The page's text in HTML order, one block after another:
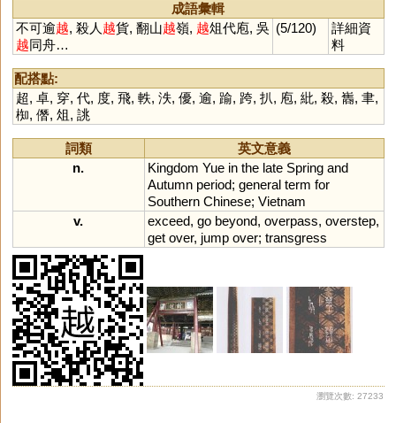
成語彙輯
不可逾越, 殺人 越貨, 翻山越嶺, 越俎代庖, 吳
越同舟…
(5/120)
詳細資
料
配搭點:
超, 卓, 穿, 代, 度, 飛, 軼, 泆, 優, 逾, 踰, 跨, 扒, 庖, 紕, 殺, 巂, 聿,
椥, 僭, 俎, 誂
詞類
英文意義
n.
Kingdom Yue in the late Spring and
Autumn period; general term for
Southern Chinese; Vietnam
v.
exceed, go beyond, overpass, overstep,
get over, jump over; transgress
瀏覽次數: 27233